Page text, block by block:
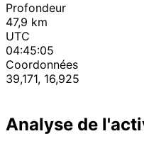
Profondeur
47,9 km
UTC
04:45:05
Coordonnées
39,171, 16,925
Analyse de